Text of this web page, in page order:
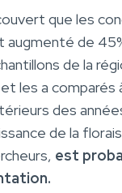
que les
augmenté de
de la
les a comparés
des
de la
est